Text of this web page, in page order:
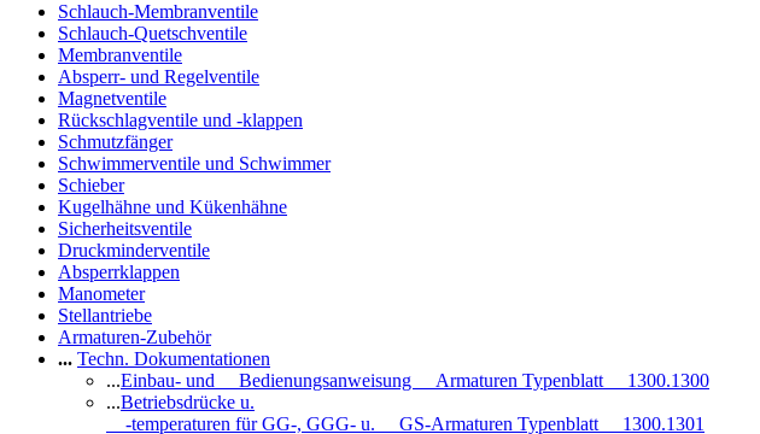
Schlauch-Membranventile
Schlauch-Quetschventile
Membranventile
Absperr- und Regelventile
Magnetventile
Rückschlagventile und -klappen
Schmutzfänger
Schwimmerventile und Schwimmer
Schieber
Kugelhähne und Kükenhähne
Sicherheitsventile
Druckminderventile
Absperrklappen
Manometer
Stellantriebe
Armaturen-Zubehör
... Techn. Dokumentationen
...Einbau- und Bedienungsanweisung Armaturen Typenblatt 1300.1300
...Betriebsdrücke u.
-temperaturen für GG-, GGG- u. GS-Armaturen Typenblatt 1300.1301